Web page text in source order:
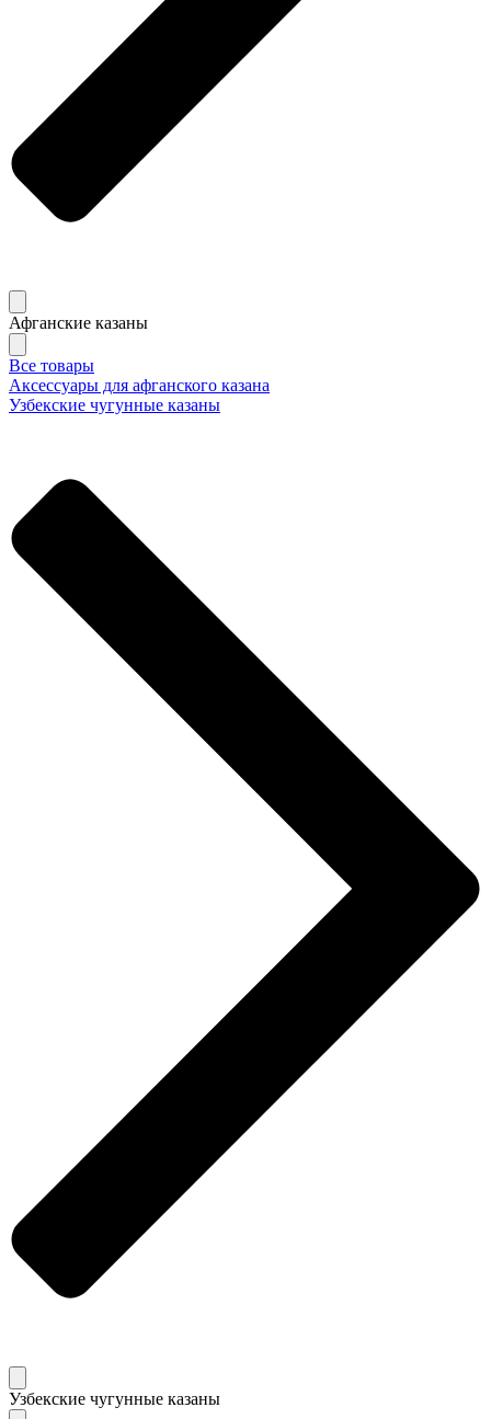
Афганские казаны
Все товары
Аксессуары для афганского казана
Узбекские чугунные казаны
Узбекские чугунные казаны